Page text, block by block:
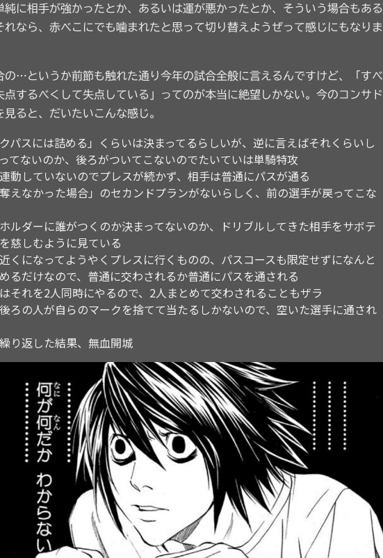
純に相手が強かったとか、あるいは運が悪かったとか、そういう場合もある
れなら、赤べこにでも噛まれたと思って切り替えようぜって感じにもなりま
の…というか前節も触れた通り今年の試合全般に言えるんですけど、「すべ
点するべくして失点している」ってのが本当に絶望しかない。今のコンサド
見ると、だいたいこんな感じ。
クパスには詰める」くらいは決まってるらしいが、逆に言えばそれくらいし
てないのか、後ろがついてこないのでたいていは単騎特攻
動していないのでプレスが続かず、相手は普通にパスが通る
奪えなかった場合」のセカンドプランがないらしく、前の選手が戻ってこな
ルダーに誰がつくのか決まってないのか、ドリブルしてきた相手をサボテ
慈しむように見ている
くになってようやくプレスに行くものの、パスコースも限定せずになんと
るだけなので、普通に交わされるか普通にパスを通される
それを2人同時にやるので、2人まとめて交わされることもザラ
ろの人が自らのマークを捨てて当たるしかないので、空いた選手に通され
り返した結果、無血開城